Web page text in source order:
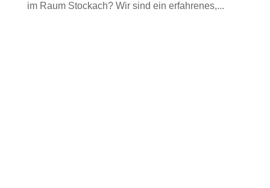
im Raum Stockach? Wir sind ein erfahrenes,...